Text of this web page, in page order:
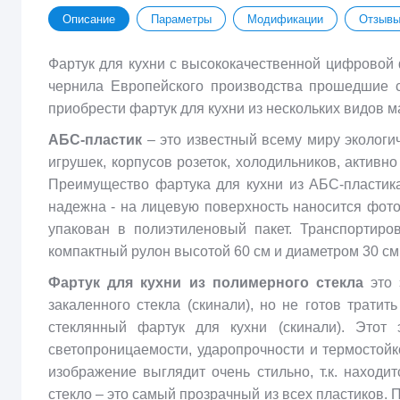
Описание Параметры Модификации Отзывы
Фартук для кухни с высококачественной
чернила Европейского производства
приобрести фартук для кухни из нескольких
АБС-пластик – это известный всему миру
игрушек, корпусов розеток, холодильников,
Преимущество фартука для кухни из АБС-
надежна - на лицевую поверхность наносится
упакован в полиэтиленовый пакет.
компактный рулон высотой 60 см и диаметром 30
Фартук для кухни из полимерного стеклаэто
закаленного стекла (скинали), но не готов
стеклянный фартук для кухни (скинали).
светопроницаемости, ударопрочности и
изображение выглядит очень стильно, т.к.
стекло – это самый прозрачный из всех